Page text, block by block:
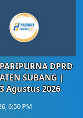
DPRD
SUBANG |
Agustus 2026
6:50 PM